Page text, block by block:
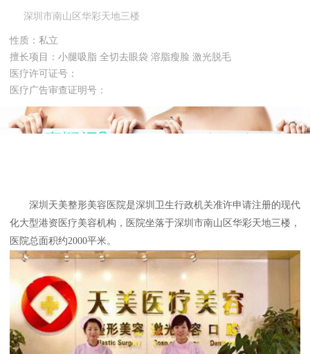
深圳市南山区华彩天地三楼
性质：私立
擅长项目：小腿吸脂 全切去眼袋 溶脂瘦脸 激光脱毛
医疗许可证号：
医疗广告审查证明号：
深圳天美整形美容医院是深圳卫生行政机关准许申请注册的现代
化大型港资医疗美容机构，医院坐落于深圳市南山区华彩天地三楼，
医院总面积约2000平米。